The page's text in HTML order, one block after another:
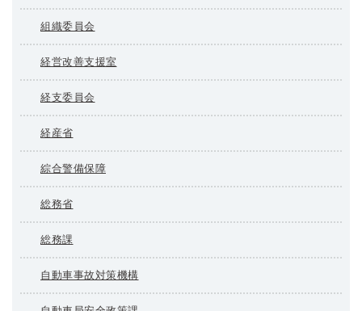
組織委員会
経営改善支援室
経支委員会
経産省
綜合警備保障
総務省
総務課
自動車事故対策機構